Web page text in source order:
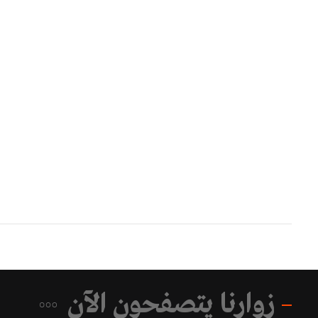
زوارنا يتصفحون الآن